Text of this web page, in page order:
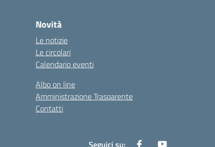
Novità
Le notizie
Le circolari
Calendario eventi
Albo on line
Amministrazione Trasparente
Contatti
Seguici su: